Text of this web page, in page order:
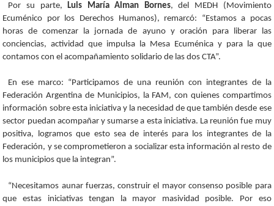
Por su parte,Luis María Alman Bornes, del MEDH (Movimiento
Ecuménico por los Derechos Humanos), remarcó: “Estamos a pocas
horas de comenzar la jornada de ayuno y oración para liberar las
conciencias, actividad que impulsa la Mesa Ecuménica y para la que
contamos con el acompañamiento solidario de las dos CTA”.
En ese marco: “Participamos de una reunión con integrantes de la
Federación Argentina de Municipios, la FAM, con quienes compartimos
información sobre esta iniciativa y la necesidad de que también desde ese
sector puedan acompañar y sumarse a esta iniciativa. La reunión fue muy
positiva, logramos que esto sea de interés para los integrantes de la
Federación, y se comprometieron a socializar esta información al resto de
los municipios que la integran”.
“Necesitamos aunar fuerzas, construir el mayor consenso posible para
que estas iniciativas tengan la mayor masividad posible. Por eso